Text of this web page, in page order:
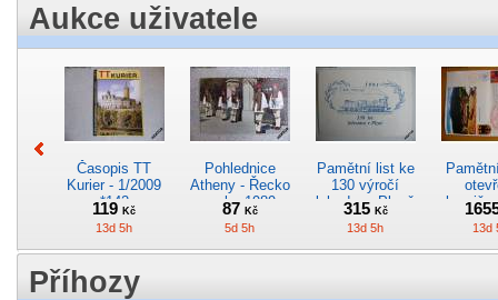
Aukce uživatele
Časopis TT
Kurier - 1/2009
*142
119Kč
13d 5h
Pohlednice
Atheny - Řecko
z roku 1989.
Nová nepoužitá
*5019
87 Kč
5d 5h
Pamětní list ke
130 výročí
lokodepa Plzeň
*2963
315 Kč
13d 5h 13d
Příhozy